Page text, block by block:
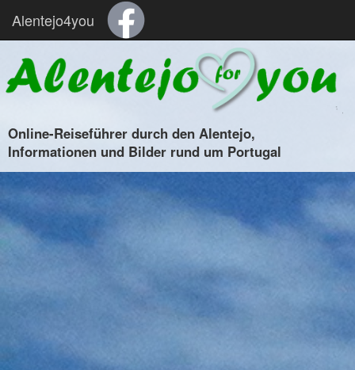
Alentejo4you
Online-Reiseführer durch den Alentejo,
Informationen und Bilder rund um Portugal